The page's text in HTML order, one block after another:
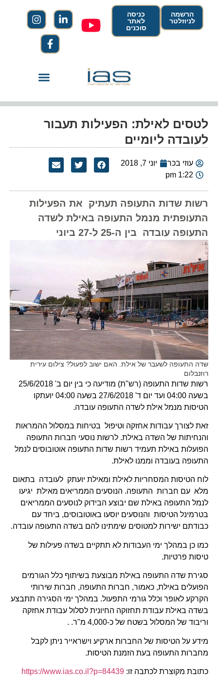
הרשמה
לניוזלטר
כניסה
לאתר
סוכנים
לטסים לאילת: הפעילות תעבור
לעובדה ליומיים
עוזי בכר
יוני 7, 2018
1:22 pm
רשות שדות התעופה תעתיק את הפעילות
התעופתית מנמל התעופה באילת לשדה
התעופה עובדה בין ה-25 ל-27 ביוני
שדה התעופה לשעבר של אילת. האם ישוב לפעול? צילום עירית
רוזנבלום
רשות שדות התעופה (רש"ת) מודיעה כי בין יום ב' 25/6/2018
בשעה 04:00 ועד יום ד' 27/6/2018 בשעה 04:00 יועתקו
הטיסות מנמל אילת לשדה התעופה עובדה.
זאת לצורך עבודות אחזקה וטיפול בטיחות במסלול ההמראות
והנחיתות של השדה באילת. לרשות נוסעי חברות התעופה
הפועלות באילת תעמיד רשות שדות התעופה אוטובוסים לנמל
התעופה בעובדה וממנו לאילת.
לוח הטיסות המסחריות לאילת ומאילת יועתק לעובדה בתאום
מלא עם חברות התעופה. הנוסעים הממריאים מאילת יגיעו
לנמל התעופה באילת שם יבוצע הבידוק לנוסעים הממריאים
בטרמינל הטיסות והנוסעים יוסעו באוטובוסים, ביחד עם
כבודתם ישירות למטוסים שימתינו להם בשדה התעופה עובדה.
כמו כן במהלך ימי העבודות לא תתקיים בשדה פעילות של
טיסות פרטיות.
סגירת שדה התעופה באילת מבוצעת בשיתוף כלל הגורמים
הפועלים באילת, כאמור, חברות התעופה, חברות שירותי
הקרקע לאופר וכלל גורמי התפעול. במהלך ימי הסגירה תתבצע
בשדה באילת עבודת תחזוקה החיונית לסלול עבודת אחזקה
וריבוד של המסלול בשטח של כ-4,000 מ"ר. .
מידע על הטיסות של החברות ארקיע וישראייר ניתן לקבל
מחברות התעופה בעת הזמנת הטיסות.
כתובת מקוצרת לכתבה זו: https://www.ias.co.il?p=84439